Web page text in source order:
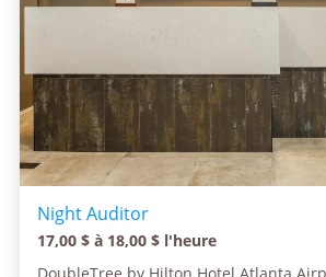
Night Auditor
17,00 $ à 18,00 $ l'heure